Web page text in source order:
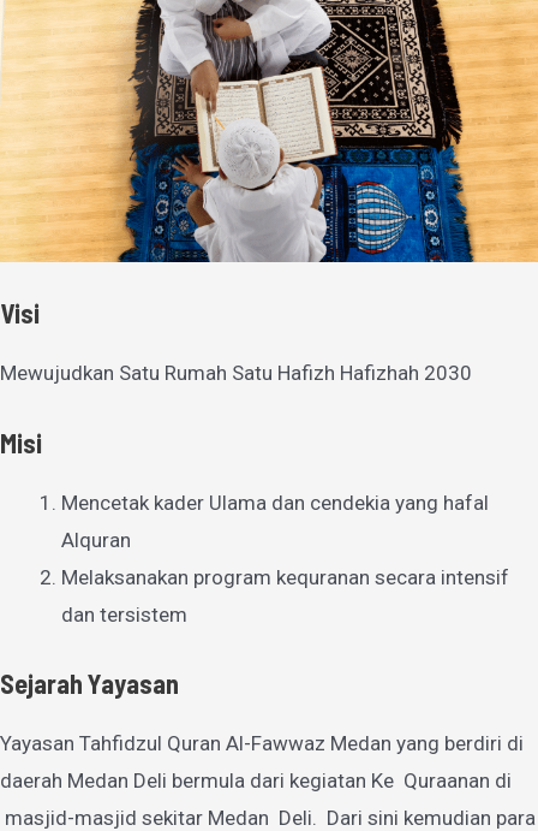
Visi
Mewujudkan Satu Rumah Satu Hafizh Hafizhah 2030
Misi
Mencetak kader Ulama dan cendekia yang hafal
Alquran
Melaksanakan program kequranan secara intensif
dan tersistem
Sejarah Yayasan
Yayasan Tahfidzul Quran Al-Fawwaz Medan yang berdiri di
daerah Medan Deli bermula dari kegiatan Ke Quraanan di
masjid-masjid sekitar Medan Deli. Dari sini kemudian para